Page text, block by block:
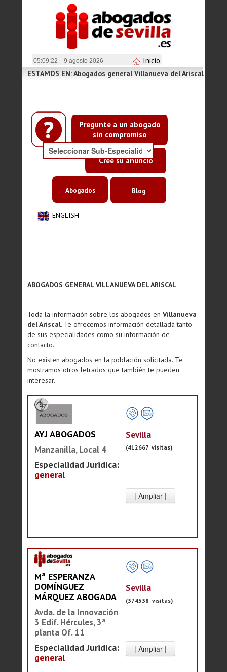
05:09:23 - 9 agosto 2026 Inicio
Pregunte a un abogado
sin compromiso
Cree su anuncio
ESTAMOS EN: Abogados general Villanueva del Ariscal
ENGLISH
Abogados Blog
ABOGADOS GENERAL VILLANUEVA DEL ARISCAL
Toda la información sobre los abogados en Villanueva
del Ariscal. Te ofrecemos información detallada tanto
de sus especialidades como su información de
contacto.
No existen abogados en la población solicitada. Te
mostramos otros letrados que también te pueden
interesar.
AYJ ABOGADOS
Manzanilla, Local 4
Especialidad Juridica:
general
Sevilla
(412667 visitas)
Mª ESPERANZA
DOMÍNGUEZ
MÁRQUEZ ABOGADA
Avda. de la Innovación
3 Edif. Hércules, 3ª
planta Of. 11
Especialidad Juridica:
general
Sevilla
(374538 visitas)